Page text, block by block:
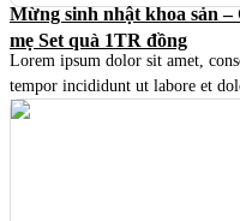
Mừng sinh nhật khoa sản –
mẹ Set quà 1TR đồng
Lorem ipsum dolor sit amet,
tempor incididunt ut labore et